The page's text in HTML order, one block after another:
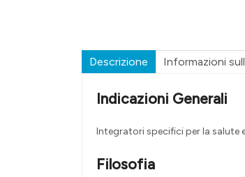
Descrizione Informazioni
Indicazioni Generali
Integratori specifici per la salute
Filosofia